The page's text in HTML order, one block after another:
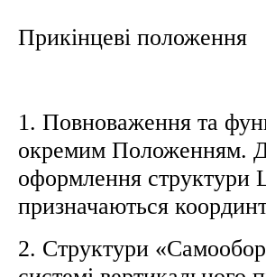
Прикінцеві положення
1. Повноваження та
окремим Положенням.
оформлення структури
призначаються
2. Структури